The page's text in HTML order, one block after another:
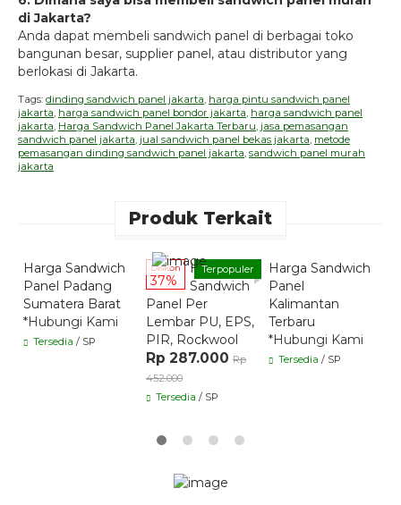
di Jakarta?
Anda dapat membeli sandwich panel di berbagai toko
bangunan besar, supplier panel, atau distributor yang
berlokasi di Jakarta.
Tags: dinding sandwich panel jakarta, harga pintu sandwich panel
jakarta, harga sandwich panel bondor jakarta, harga sandwich panel
jakarta, Harga Sandwich Panel Jakarta Terbaru, jasa pemasangan
sandwich panel jakarta, jual sandwich panel bekas jakarta, metode
pemasangan dinding sandwich panel jakarta, sandwich panel murah
jakarta
Produk Terkait
Harga Sandwich
Panel Padang
Sumatera Barat
*Hubungi Kami
Tersedia / SP
Terpopuler
Diskon
37%
Harga
Sandwich
Panel Per
Lembar PU, EPS,
PIR, Rockwool
Rp 287.000 Rp
452.000
Tersedia / SP
Harga Sandwich
Panel
Kalimantan
Terbaru
*Hubungi Kami
Tersedia / SP